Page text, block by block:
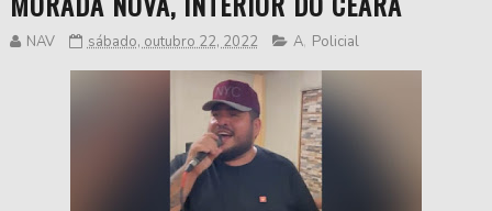
NAV sábado, outubro 22, 2022 A, Policial